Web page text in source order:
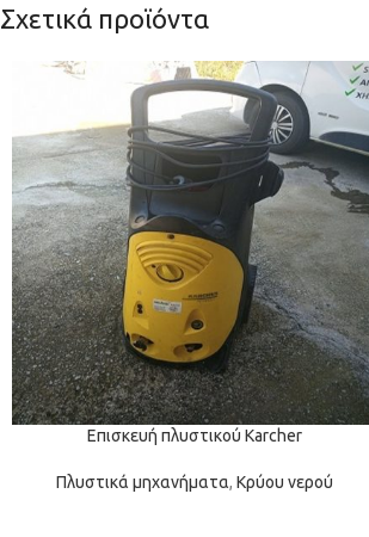
Σχετικά προϊόντα
Επισκευή πλυστικού Karcher
Πλυστικά μηχανήματα, Κρύου νερού